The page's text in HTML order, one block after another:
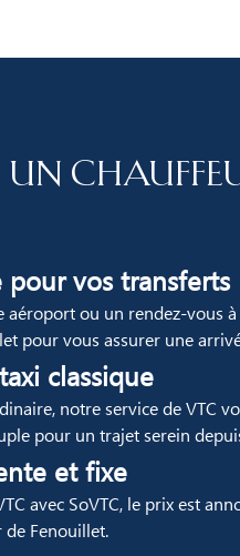
vos transferts
aéroport ou un rendez-vous
pour vous assurer une
classique
notre service de VTC
pour un trajet serein
et fixe
avec SoVTC, le prix est
Fenouillet.